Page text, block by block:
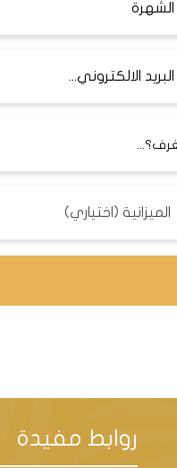
ويضم الكثير من
المدينة خلال 20 دقيقة
وهي لا تبعد
روابط مفيدة